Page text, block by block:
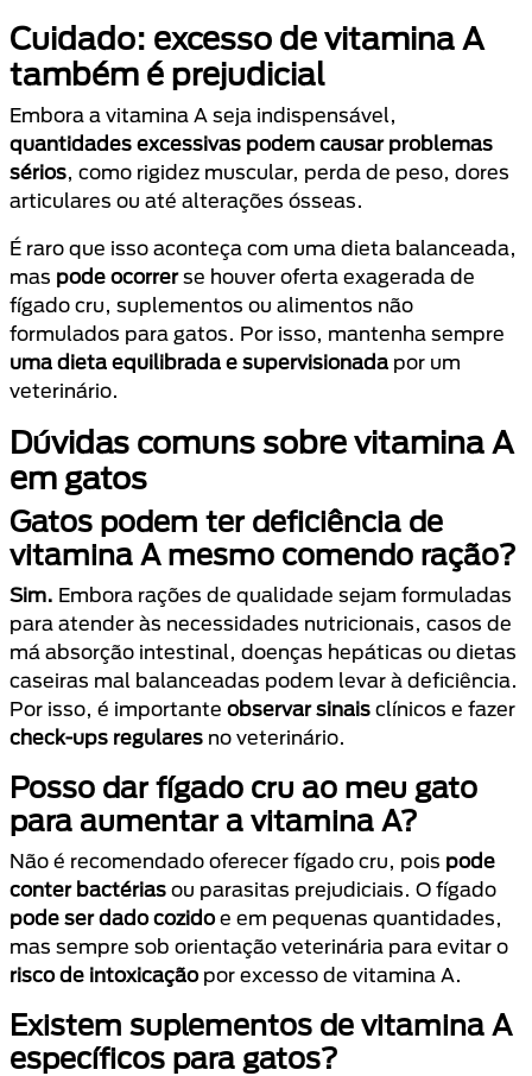
Cuidado: excesso de vitamina A
também é prejudicial
Embora a vitamina A seja indispensável,
quantidades excessivas podem causar problemas
sérios, como rigidez muscular, perda de peso, dores
articulares ou até alterações ósseas.
É raro que isso aconteça com uma dieta balanceada,
mas pode ocorrerse houver oferta exagerada de
fígado cru, suplementos ou alimentos não
formulados para gatos. Por isso, mantenha sempre
uma dieta equilibrada e supervisionada por um
veterinário.
Dúvidas comuns sobre vitamina A
em gatos
Gatos podem ter deficiência de
vitamina A mesmo comendo ração?
Sim. Embora rações de qualidade sejam formuladas
para atender às necessidades nutricionais, casos de
má absorção intestinal, doenças hepáticas ou dietas
caseiras mal balanceadas podem levar à deficiência.
Por isso, é importante observar sinais clínicos e fazer
check-ups regulares no veterinário.
Posso dar fígado cru ao meu gato
para aumentar a vitamina A?
Não é recomendado oferecer fígado cru, pois pode
conter bactérias ou parasitas prejudiciais. O fígado
pode ser dado cozidoe em pequenas quantidades,
mas sempre sob orientação veterinária para evitar o
risco de intoxicaçãopor excesso de vitamina A.
Existem suplementos de vitamina A
específicos para gatos?